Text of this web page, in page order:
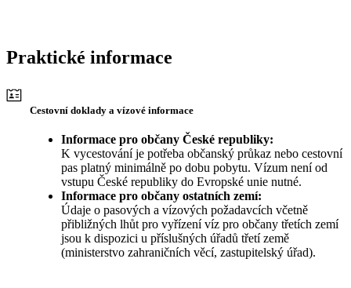
Praktické informace
Cestovní doklady a vízové informace
Informace pro občany České republiky:
K vycestování je potřeba občanský průkaz nebo cestovní
pas platný minimálně po dobu pobytu. Vízum není od
vstupu České republiky do Evropské unie nutné.
Informace pro občany ostatních zemí:
Údaje o pasových a vízových požadavcích včetně
přibližných lhůt pro vyřízení víz pro občany třetích zemí
jsou k dispozici u příslušných úřadů třetí země
(ministerstvo zahraničních věcí, zastupitelský úřad).